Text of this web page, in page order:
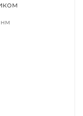
нм